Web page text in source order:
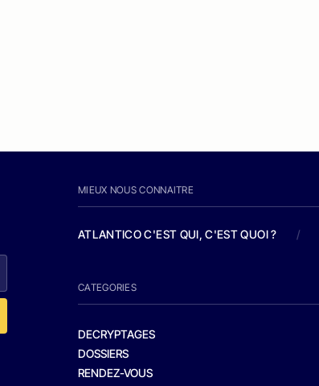
MIEUX NOUS CONNAITRE
ATLANTICO C'EST QUI, C'EST QUOI ? /
CATEGORIES
DECRYPTAGES
DOSSIERS
RENDEZ-VOUS